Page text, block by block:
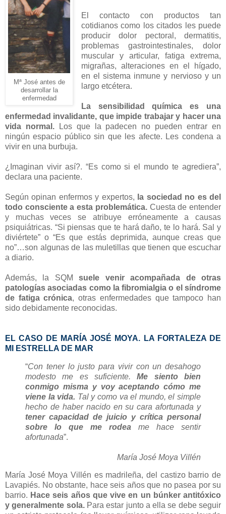
Mª José antes de
desarrollar la
enfermedad
El contacto con productos tan
cotidianos como los citados les puede
producir dolor pectoral, dermatitis,
problemas gastrointestinales, dolor
muscular y articular, fatiga extrema,
migrañas, alteraciones en el hígado,
en el sistema inmune y nervioso y un
largo etcétera.
La sensibilidad química es una
enfermedad invalidante, que impide trabajar y hacer una
vida normal.Los que la padecen no pueden entrar en
ningún espacio público sin que les afecte. Les condena a
vivir en una burbuja.
¿Imaginan vivir así?. “Es como si el mundo te agrediera”,
declara una paciente.
Según opinan enfermos y expertos, la sociedad no es del
todo consciente a esta problemática.Cuesta de entender
y muchas veces se atribuye erróneamente a causas
psiquiátricas. “Si piensas que te hará daño, te lo hará. Sal y
diviértete” o “Es que estás deprimida, aunque creas que
no”…son algunas de las muletillas que tienen que escuchar
a diario.
Además, la SQMsuele venir acompañada de otras
patologías asociadas como la fibromialgia o el síndrome
de fatiga crónica, otras enfermedades que tampoco han
sido debidamente reconocidas.
EL CASO DE MARÍA JOSÉ MOYA. LA FORTALEZA DE
MI ESTRELLA DE MAR
“Con tener lo justo para vivir con un desahogo
modesto me es suficiente.Me siento bien
conmigo misma y voy aceptando cómo me
viene la vida. Tal y como va el mundo, el simple
hecho de haber nacido en su cara afortunada y
tener capacidad de juicio y crítica personal
sobre lo que me rodea me hace sentir
afortunada”.
María José Moya Villén
María José Moya Villén es madrileña, del castizo barrio de
Lavapiés. No obstante, hace seis años que no pasea por su
barrio. Hace seis años que vive en un búnker antitóxico
y generalmente sola.Para estar junto a ella se debe seguir